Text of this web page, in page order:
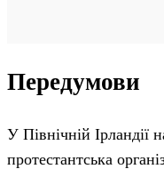
Передумови
У Північній Ірландії
протестантська